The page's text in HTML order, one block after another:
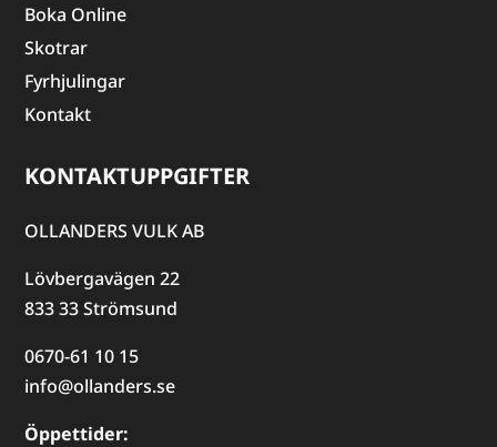
Boka Online
Skotrar
Fyrhjulingar
Kontakt
KONTAKTUPPGIFTER
OLLANDERS VULK AB
Lövbergavägen 22
833 33 Strömsund
0670-61 10 15
info@ollanders.se
Öppettider: